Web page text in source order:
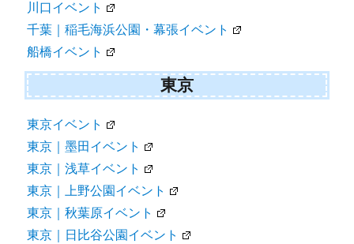
川口イベント
千葉｜稲毛海浜公園・幕張イベント
船橋イベント
東京
東京イベント
東京｜墨田イベント
東京｜浅草イベント
東京｜上野公園イベント
東京｜秋葉原イベント
東京｜日比谷公園イベント